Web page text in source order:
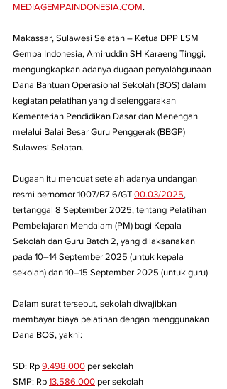
MEDIAGEMPAINDONESIA.COM.
Makassar, Sulawesi Selatan – Ketua DPP LSM
Gempa Indonesia, Amiruddin SH Karaeng Tinggi,
mengungkapkan adanya dugaan penyalahgunaan
Dana Bantuan Operasional Sekolah (BOS) dalam
kegiatan pelatihan yang diselenggarakan
Kementerian Pendidikan Dasar dan Menengah
melalui Balai Besar Guru Penggerak (BBGP)
Sulawesi Selatan.
Dugaan itu mencuat setelah adanya undangan
resmi bernomor 1007/B7.6/GT.00.03/2025,
tertanggal 8 September 2025, tentang Pelatihan
Pembelajaran Mendalam (PM) bagi Kepala
Sekolah dan Guru Batch 2, yang dilaksanakan
pada 10–14 September 2025 (untuk kepala
sekolah) dan 10–15 September 2025 (untuk guru).
Dalam surat tersebut, sekolah diwajibkan
membayar biaya pelatihan dengan menggunakan
Dana BOS, yakni:
SD: Rp 9.498.000 per sekolah
SMP: Rp 13.586.000 per sekolah